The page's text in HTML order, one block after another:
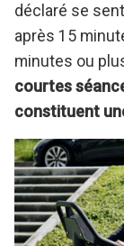
déclaré se
après 15
minutes ou
courtes
constituent